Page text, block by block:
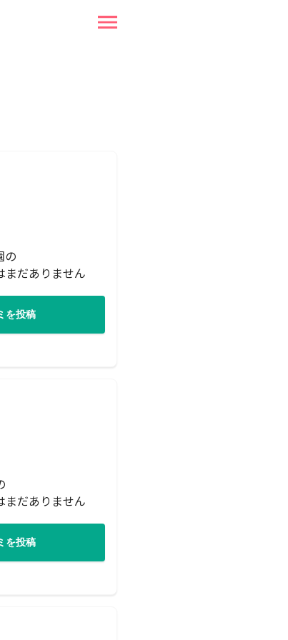
の
まだありません
を投稿
まだありません
を投稿